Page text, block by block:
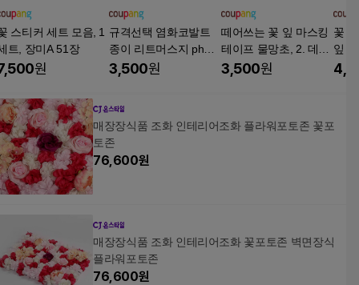
스티커 세트 모음, 1
트, 장미A 51장
원
규격선택 염화코발트
종이 리트머스지 ph시
험지 거름종이 테스터
3,500원
떼어쓰는 꽃 잎 마스킹
테이프 물망초, 2. 데이
지
3,500원
꽃
잎
라워
매장장식품 조화 인테리어조화 플라워포토존 꽃포
토존
76,600원
매장장식품 조화 인테리어조화 꽃포토존 벽면장식
플라워포토존
76,600원